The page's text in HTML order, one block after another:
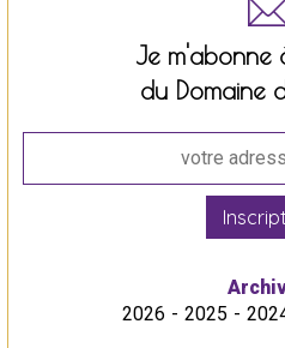
Je m'abonne
du Domaine
2026
2025